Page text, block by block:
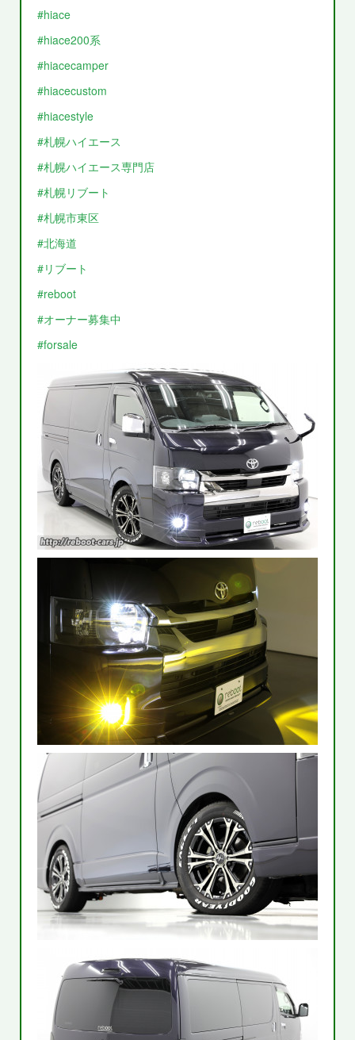
#hiace
#hiace200系
#hiacecamper
#hiacecustom
#hiacestyle
#札幌ハイエース
#札幌ハイエース専門店
#札幌リブート
#札幌市東区
#北海道
#リブート
#reboot
#オーナー募集中
#forsale